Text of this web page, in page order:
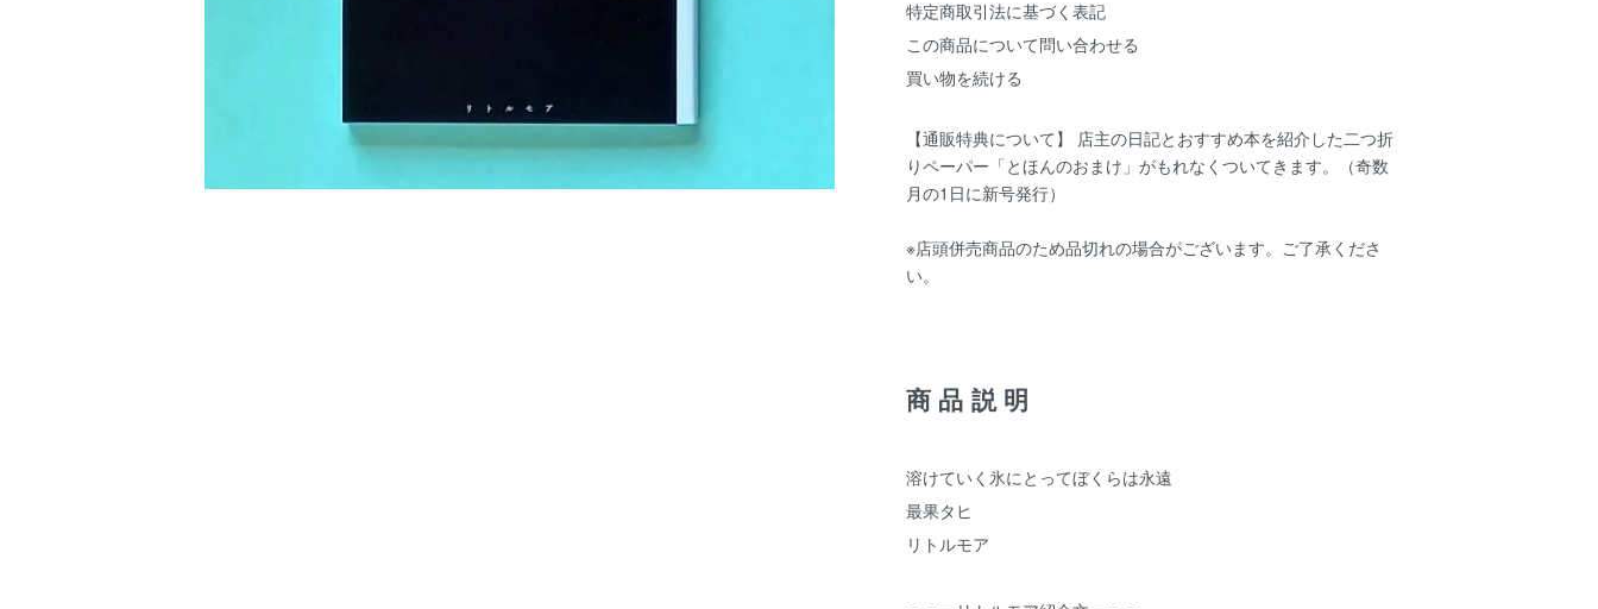
特定商取引法に基づく表記
この商品について問い合わせる
買い物を続ける
【通販特典について】 店主の日記とおすすめ本を紹介した二つ折
りペーパー「とほんのおまけ」がもれなくついてきます。（奇数
月の1日に新号発行）
※店頭併売商品のため品切れの場合がございます。ご了承くださ
い。
商品説明
溶けていく氷にとってぼくらは永遠
最果タヒ
リトルモア